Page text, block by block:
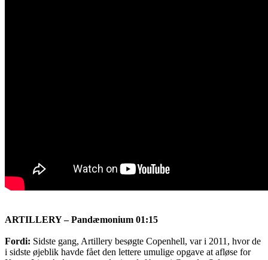
ARTILLERY – Pandæmonium 01:15
Fordi: Sidste gang, Artillery besøgte Copenhell, var i 2011, hvor de
i sidste øjeblik havde fået den lettere umulige opgave at afløse for